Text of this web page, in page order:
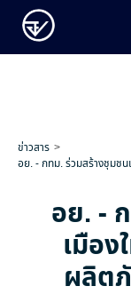
ข่าวสาร
อย. - กทม. ร่วมสร้างชุมช
อย. -
เมือ
ผลิต